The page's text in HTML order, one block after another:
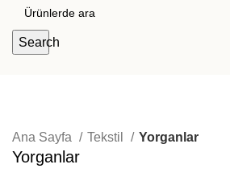
Search
Ana Sayfa Tekstil Yorganlar
Yorganlar